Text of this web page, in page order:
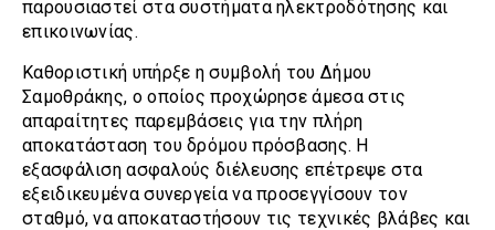
παρουσιαστεί στα συστήματα ηλεκτροδότησης και
επικοινωνίας.
Καθοριστική υπήρξε η συμβολή του Δήμου
Σαμοθράκης, ο οποίος προχώρησε άμεσα στις
απαραίτητες παρεμβάσεις για την πλήρη
αποκατάσταση του δρόμου πρόσβασης. Η
εξασφάλιση ασφαλούς διέλευσης επέτρεψε στα
εξειδικευμένα συνεργεία να προσεγγίσουν τον
σταθμό, να αποκαταστήσουν τις τεχνικές βλάβες και